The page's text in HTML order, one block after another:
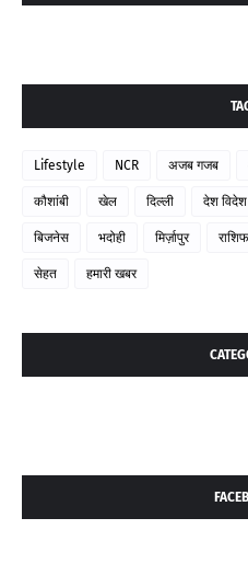
Lifestyle NCR अजब गजब
कौशांबी खेल दिल्ली देश विदेश
बिजनेस भदोही मिर्ज़ापुर
सेहत हमारी खबर